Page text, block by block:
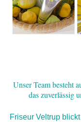
Unser Team besteht
das zuverlässig
Friseur Veltrup